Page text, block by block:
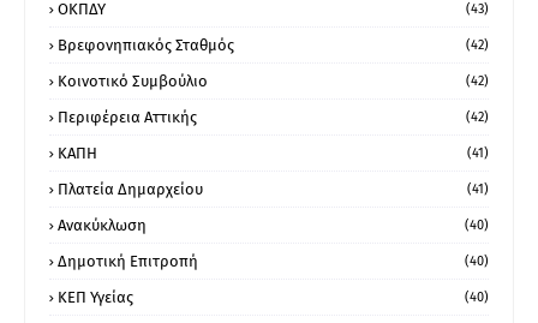
ΟΚΠΔΥ (43)
Βρεφονηπιακός Σταθμός (42)
Κοινοτικό Συμβούλιο (42)
Περιφέρεια Αττικής (42)
ΚΑΠΗ (41)
Πλατεία Δημαρχείου (41)
Ανακύκλωση (40)
Δημοτική Επιτροπή (40)
ΚΕΠ Υγείας (40)